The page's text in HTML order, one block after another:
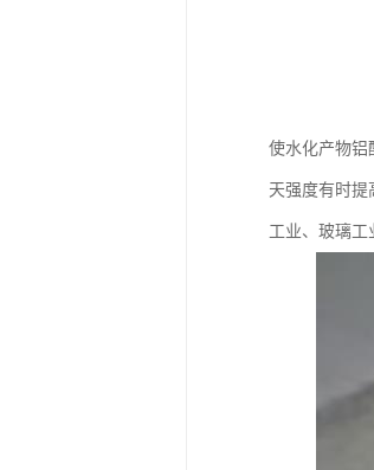
使水化产物铝
天强度有时提
工业、玻璃工